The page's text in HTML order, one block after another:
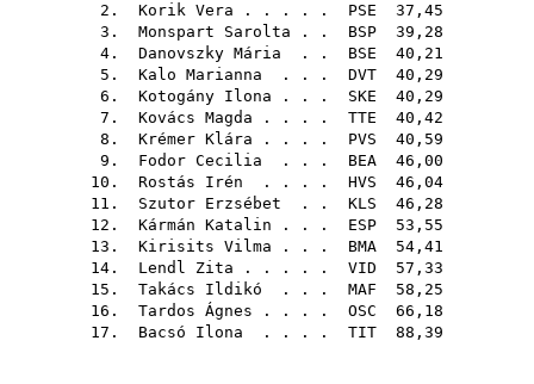
2. Korik Vera . . . . . PSE 37,45
3. Monspart Sarolta . . BSP 39,28
4. Danovszky Mária . . BSE 40,21
5. Kalo Marianna . . . DVT 40,29
6. Kotogány Ilona . . . SKE 40,29
7. Kovács Magda . . . . TTE 40,42
8. Krémer Klára . . . . PVS 40,59
9. Fodor Cecilia . . . BEA 46,00
10. Rostás Irén . . . . HVS 46,04
11. Szutor Erzsébet . . KLS 46,28
12. Kármán Katalin . . . ESP 53,55
13. Kirisits Vilma . . . BMA 54,41
14. Lendl Zita . . . . . VID 57,33
15. Takács Ildikó . . . MAF 58,25
16. Tardos Ágnes . . . . OSC 66,18
17. Bacsó Ilona . . . . TIT 88,39